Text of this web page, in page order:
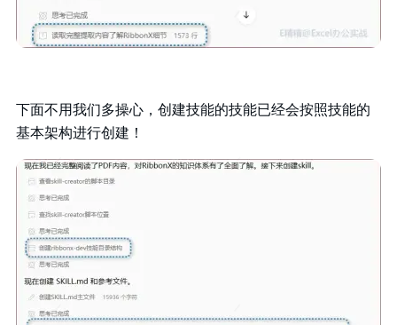
下面不用我们多操心，创建技能的技能已经会按照技能的
基本架构进行创建！